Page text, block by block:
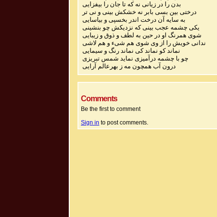
بدن را در زیانی نه که تا جان را بیفزایی
درختی بین بسی بابر نه خشکش بینی و نی تر
به سایه آن درخت اندر بخسپی و بیاسایی
یکی چشمه عجب بینی که نزدیکش چو بنشینی
شوی همرنگ او در حین به لطف و ذوق و زیبایی
ندانی خویش را از وی شوی هم شیء و هم لاشی
نماند کو نماند کی نماند رنگ و سیمایی
چو با چشمه درآمیزی نماید شمس تبریزی
درون آب همچون مه ز بهرعالم آرایی
Comments
Be the first to comment
Sign in to post comments.